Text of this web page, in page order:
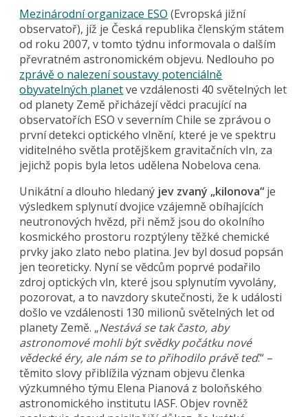
Mezinárodní organizace ESO (Evropská jižní
observatoř), jíž je Česká republika členským státem
od roku 2007, v tomto týdnu informovala o dalším
převratném astronomickém objevu. Nedlouho po
zprávě o nalezení soustavy potenciálně
obyvatelných planetve vzdálenosti 40 světelných let
od planety Země přicházejí vědci pracující na
observatořích ESO v severním Chile se zprávou o
první detekci optického vlnění, které je ve spektru
viditelného světla protějškem gravitačních vln, za
jejichž popis byla letos udělena Nobelova cena.
Unikátní a dlouho hledaný jev zvaný „kilonova“ je
výsledkem splynutí dvojice vzájemně obíhajících
neutronových hvězd, při němž jsou do okolního
kosmického prostoru rozptýleny těžké chemické
prvky jako zlato nebo platina. Jev byl dosud popsán
jen teoreticky. Nyní se vědcům poprvé podařilo
zdroj optických vln, které jsou splynutím vyvolány,
pozorovat, a to navzdory skutečnosti, že k události
došlo ve vzdálenosti 130 milionů světelných let od
planety Země. „Nestává se tak často, aby
astronomové mohli být svědky počátku nové
vědecké éry, ale nám se to přihodilo právě teď.“ –
těmito slovy přiblížila význam objevu členka
výzkumného týmu Elena Pianová z boloňského
astronomického institutu IASF. Objev rovněž